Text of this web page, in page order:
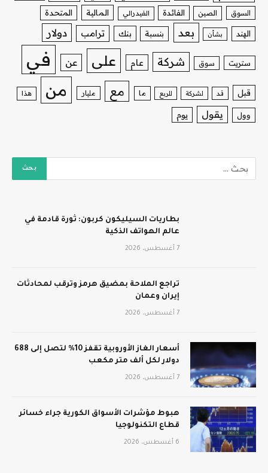
السوق الصين الفائدة الفيدرالي المالية المتحدة
الهند بشأن بعد بنسبة بنك ترامب دولار
ستريت سوق شركة عام على عن في
قبل قد لشركة للربع ما مع مليار من هذا
وول يقول يوم
بطاريات السيليكون كربون: ثورة قادمة في
عالم الهواتف الذكية
7 أغسطس، 2026
تراجع الملاحة بمضيق هرمز وترقب لمحادثات
إيران وعمان
7 أغسطس، 2026
أسعار الغاز الأوروبية تقفز 10% لتصل إلى 688
دولار لكل ألف متر مكعب
7 أغسطس، 2026
هبوط مؤشرات الأسواق الكورية جراء خسائر
قطاع التكنولوجيا
6 أغسطس، 2026